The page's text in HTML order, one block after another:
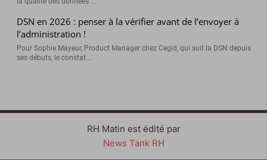
DSN en 2026 : penser à la vérifier avant de l’envoyer à
l’administration !
Pour Sophie Mayeur, Product Manager chez Cegid, qui suit la DSN depuis
ses débuts, le constat...
RH Matin est édité par
News Tank RH